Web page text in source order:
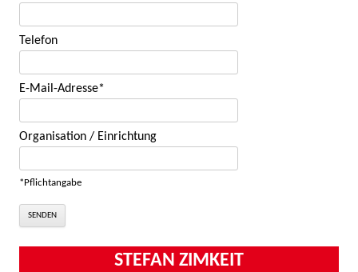
Telefon
E-Mail-Adresse*
Organisation / Einrichtung
*Pflichtangabe
STEFAN ZIMKEIT